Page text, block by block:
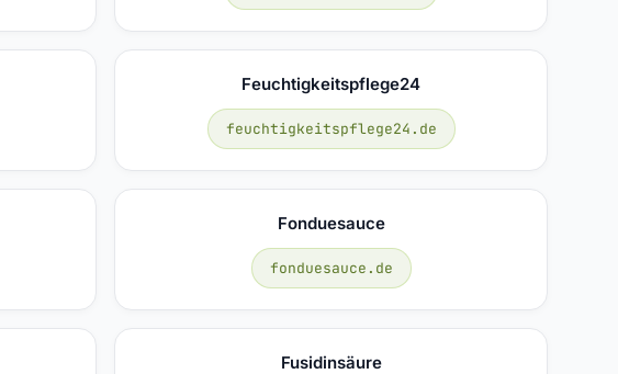
Feuchtigkeitspflege24
feuchtigkeitspflege24.de
Fonduesauce
fonduesauce.de
Fusidinsäure